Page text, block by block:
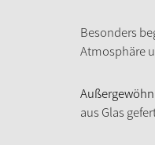
Besonders
Atmosphäre
aus Glas